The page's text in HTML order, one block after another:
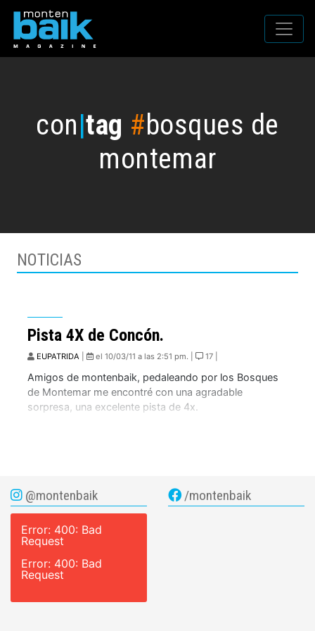
con|tag #bosques de
montemar
NOTICIAS
Pista 4X de Concón.
EUPATRIDA el 10/03/11 a las 2:51 pm. | 17 |
Amigos de montenbaik, pedaleando por los Bosques
de Montemar me encontré con una agradable
sorpresa, una excelente pista de 4x.
@montenbaik
Error: 400: Bad
Request
Error: 400: Bad
Request
/montenbaik